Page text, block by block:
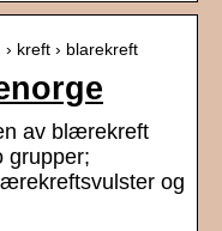
kreft › blarekreft
av blærekreft
grupper;
og